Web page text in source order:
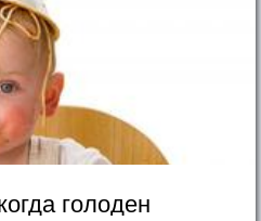
голоден